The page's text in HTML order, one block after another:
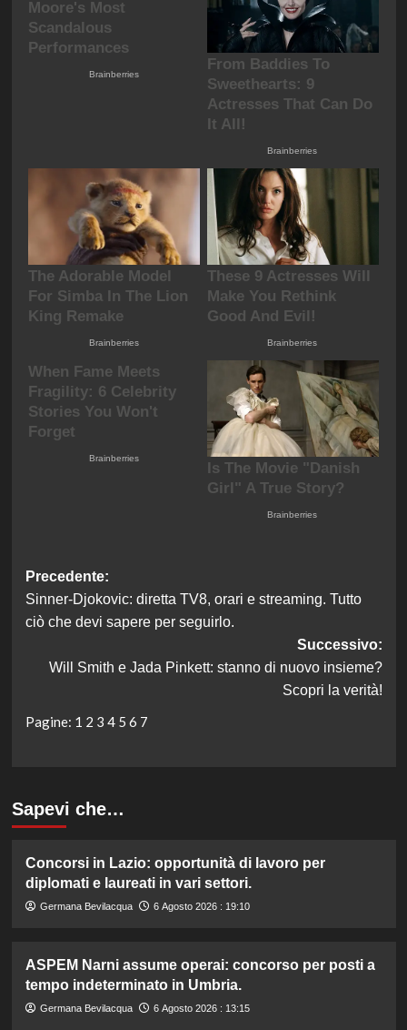
Navigazione
articolo
Precedente:
Sinner-Djokovic: diretta TV8, orari e streaming. Tutto
ciò che devi sapere per seguirlo.
Successivo:
Will Smith e Jada Pinkett: stanno di nuovo insieme?
Scopri la verità!
Pagine: 1 2 3 4 5 6 7
Sapevi che…
Concorsi in Lazio: opportunità di lavoro per
diplomati e laureati in vari settori.
Germana Bevilacqua 6 Agosto 2026 : 19:10
ASPEM Narni assume operai: concorso per posti a
tempo indeterminato in Umbria.
Germana Bevilacqua 6 Agosto 2026 : 13:15